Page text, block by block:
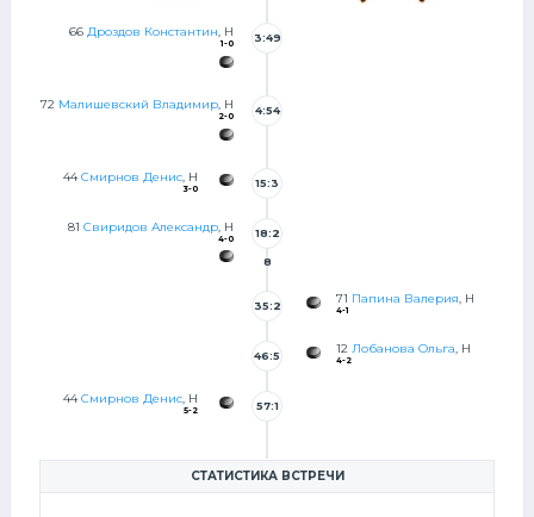
66 Дроздов Константин, Н
1-0 3:49
72 Малишевский Владимир, Н
2-0 4:54
44Смирнов Денис , Н
3-0 15:3
81 Свиридов Александр , Н
4-0 18:2
8
71 Папина Валерия, Н
4-1
35:2
12 Лобанова Ольга, Н
4-2
46:5
44Смирнов Денис, Н
5-2 57:1
СТАТИСТИКА ВСТРЕЧИ